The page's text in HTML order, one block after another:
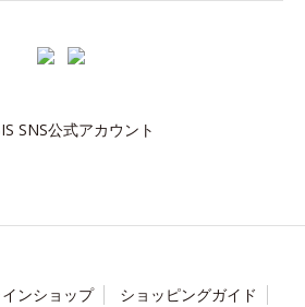
SNS公式アカウント
ンショップ
ショッピングガイド